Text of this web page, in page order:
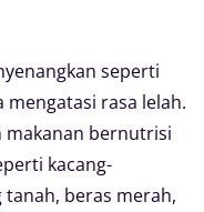
seperti
rasa lelah.
makanan bernutrisi
kacang-
tanah, beras merah,